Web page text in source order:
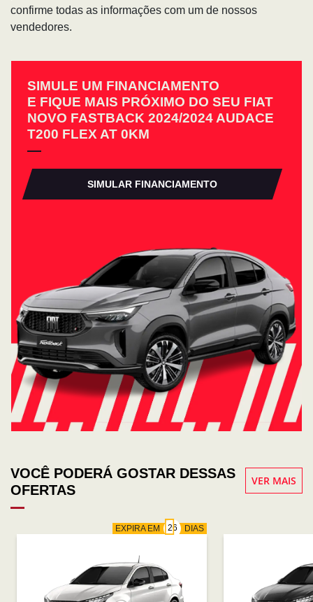
confirme todas as informações com um de nossos
vendedores.
SIMULE UM FINANCIAMENTO
E FIQUE MAIS PRÓXIMO DO SEU FIAT
NOVO FASTBACK 2024/2024 AUDACE
T200 FLEX AT 0KM
SIMULAR FINANCIAMENTO
VOCÊ PODERÁ GOSTAR DESSAS
OFERTAS
VER MAIS
EXPIRA EM DIAS